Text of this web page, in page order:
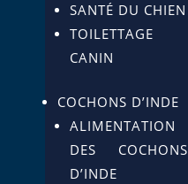
SANTÉ DU CHIEN
TOILETTAGE
CANIN
COCHONS D’INDE
ALIMENTATION
DES COCHONS
D’INDE